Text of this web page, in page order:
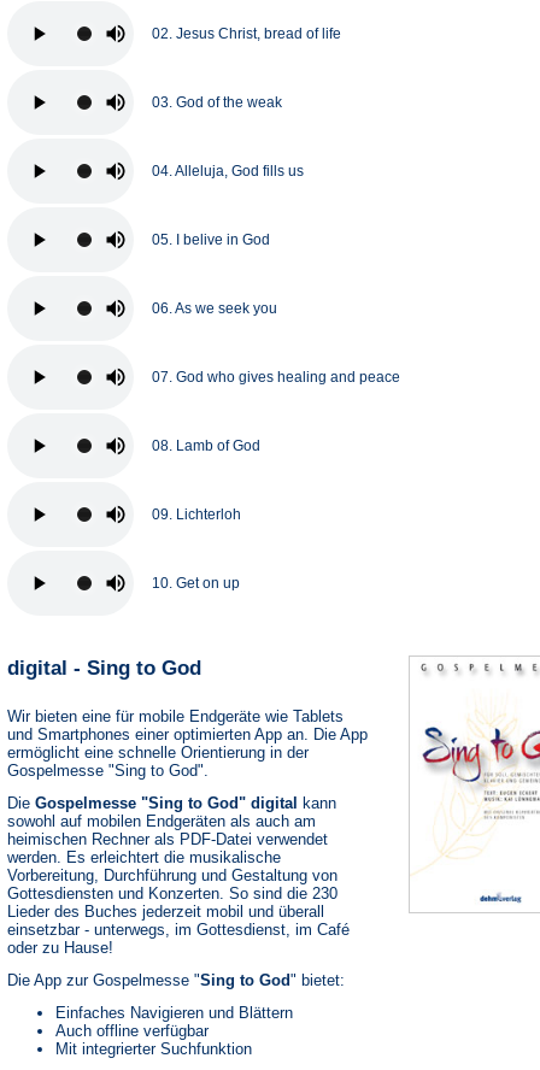
02. Jesus Christ, bread of life
03. God of the weak
04. Alleluja, God fills us
05. I belive in God
06. As we seek you
07. God who gives healing and peace
08. Lamb of God
09. Lichterloh
10. Get on up
digital - Sing to God
Wir bieten eine für mobile Endgeräte wie Tablets
und Smartphones einer optimierten App an. Die App
ermöglicht eine schnelle Orientierung in der
Gospelmesse "Sing to God".
Die Gospelmesse "Sing to God" digital kann
sowohl auf mobilen Endgeräten als auch am
heimischen Rechner als PDF-Datei verwendet
werden. Es erleichtert die musikalische
Vorbereitung, Durchführung und Gestaltung von
Gottesdiensten und Konzerten. So sind die 230
Lieder des Buches jederzeit mobil und überall
einsetzbar - unterwegs, im Gottesdienst, im Café
oder zu Hause!
Die App zur Gospelmesse "Sing to God" bietet:
Einfaches Navigieren und Blättern
Auch offline verfügbar
Mit integrierter Suchfunktion